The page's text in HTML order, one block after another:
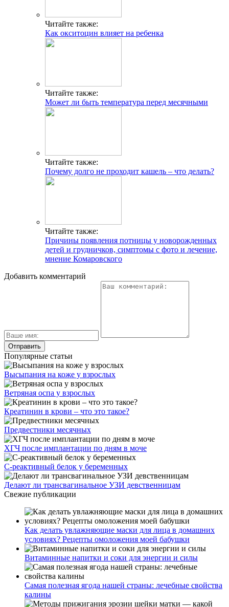
Читайте также:
Как окситоцин влияет на ребенка
Читайте также:
Может ли быть температура перед месячными
Читайте также:
Почему долго не проходит кашель – что делать?
Читайте также:
Причины появления потницы у новорожденных
детей и грудничков, симптомы с фото и лечение,
мнение Комаровского
Добавить комментарий
Популярные статьи
Высыпания на коже у взрослых
Ветряная оспа у взрослых
Креатинин в крови – что это такое?
Предвестники месячных
ХГЧ после имплантации по дням в моче
С-реактивный белок у беременных
Делают ли трансвагинальное УЗИ девственницам
Свежие публикации
Как делать увлажняющие маски для лица в домашних
условиях? Рецепты омоложения моей бабушки
Витаминные напитки и соки для энергии и силы
Самая полезная ягода нашей страны: лечебные свойства
калины